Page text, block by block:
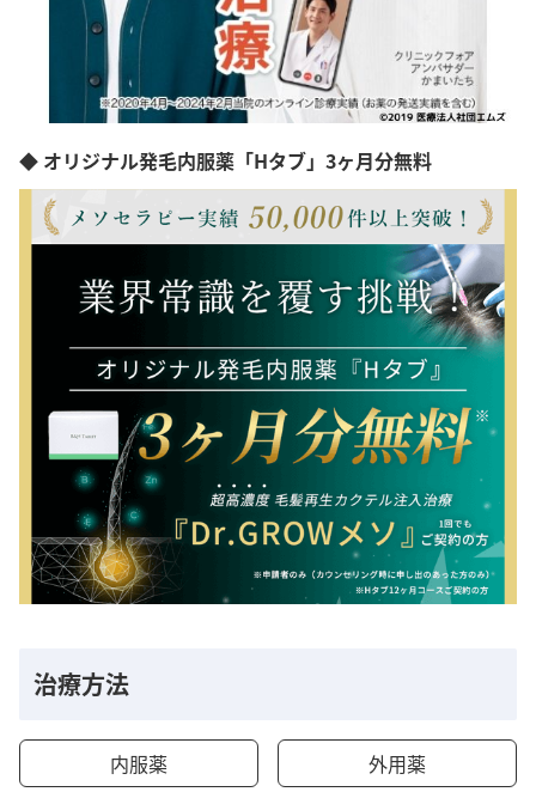
◆ オリジナル発毛内服薬「Hタブ」3ヶ月分無料
治療方法
内服薬 外用薬